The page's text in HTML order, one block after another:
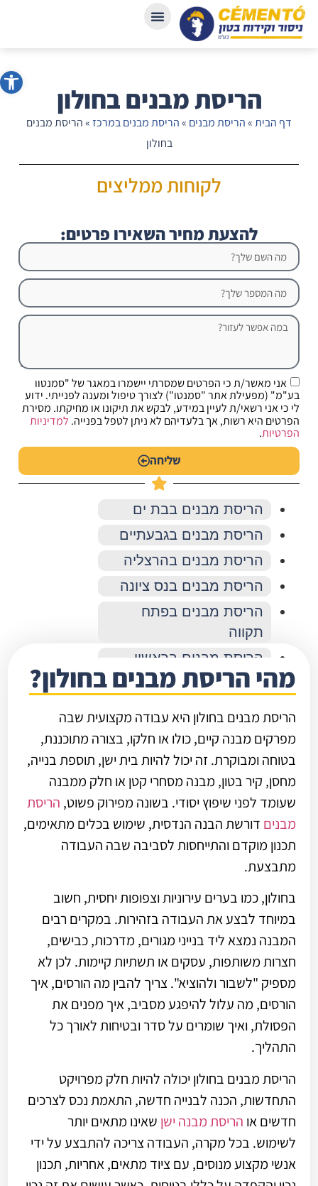
הריסת מבנים בחולון
דף הבית»הריסת מבנים »הריסת מבנים במרכז»הריסת מבנים
בחולון
לקוחות ממליצים
מהי הריסת מבנים בחולון?
הריסת מבנים בחולון היא עבודה מקצועית שבה
מפרקים מבנה קיים, כולו או חלקו, בצורה מתוכננת,
בטוחה ומבוקרת. זה יכול להיות בית ישן, תוספת בנייה,
מחסן, קיר בטון, מבנה מסחרי קטן או חלק ממבנה
שעומד לפני שיפוץ יסודי. בשונה מפירוק פשוט, הריסת
מבנים דורשת הבנה הנדסית, שימוש בכלים מתאימים,
תכנון מוקדם והתייחסות לסביבה שבה העבודה
מתבצעת.
בחולון, כמו בערים עירוניות וצפופות יחסית, חשוב
במיוחד לבצע את העבודה בזהירות. במקרים רבים
המבנה נמצא ליד בנייני מגורים, מדרכות, כבישים,
חצרות משותפות, עסקים או תשתיות קיימות. לכן לא
מספיק "לשבור ולהוציא". צריך להבין מה הורסים, איך
הורסים, מה עלול להיפגע מסביב, איך מפנים את
הפסולת, ואיך שומרים על סדר ובטיחות לאורך כל
התהליך.
הריסת מבנים בחולון יכולה להיות חלק מפרויקט
התחדשות, הכנה לבנייה חדשה, התאמת נכס לצרכים
חדשים או הריסת מבנה ישן שאינו מתאים יותר
לשימוש. בכל מקרה, העבודה צריכה להתבצע על ידי
אנשי מקצוע מנוסים, עם ציוד מתאים, אחריות, תכנון
להצעת מחיר השאירו פרטים:
אני מאשר/ת כי הפרטים שמסרתי יישמרו במאגר של "סמנטוו
בע"מ" (מפעילת אתר "סמנטו") לצורך טיפול ומענה לפנייתי. ידוע
לי כי אני רשאי/ת לעיין במידע, לבקש את תיקונו או מחיקתו. מסירת
הפרטים היא רשות, אך בלעדיהם לא ניתן לטפל בפנייה. למדיניות
הפרטיות.
שליחה
הריסת מבנים בבת ים
הריסת מבנים בגבעתיים
הריסת מבנים בהרצליה
הריסת מבנים בנס ציונה
הריסת מבנים בפתח
תקווה
הריסת מבנים בראשון
לציון
הריסת מבנים בתל אביב
פתח